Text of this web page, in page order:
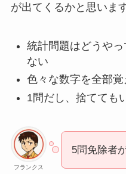
が出てくるかと思います
統計問題はどうや
ない
色々な数字を全部覚
1問だし、捨てても
フランクス
5問免除者